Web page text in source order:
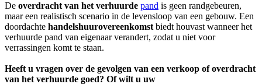
De overdracht van het verhuurde pand is geen randgebeuren,
maar een realistisch scenario in de levensloop van een gebouw. Een
doordachte handelshuurovereenkomstbiedt houvast wanneer het
verhuurde pand van eigenaar verandert, zodat u niet voor
verrassingen komt te staan.
Heeft u vragen over de gevolgen van een verkoop of overdracht
van het verhuurde goed? Of wilt u uw